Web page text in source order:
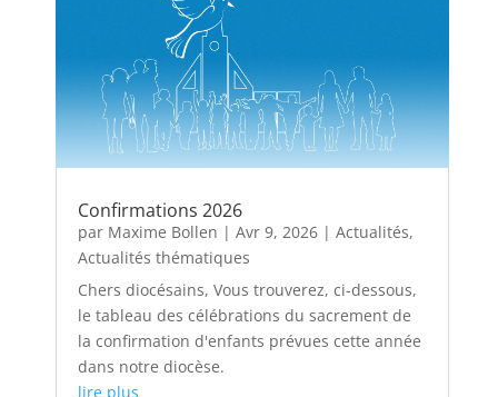
Confirmations 2026
par Maxime Bollen |Avr 9, 2026 |Actualités,
Actualités thématiques
Chers diocésains, Vous trouverez, ci-dessous,
le tableau des célébrations du sacrement de
la confirmation d'enfants prévues cette année
dans notre diocèse.
lire plus